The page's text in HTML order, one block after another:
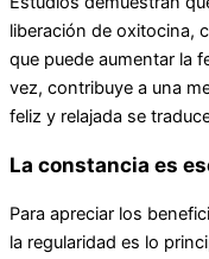
liberación de oxitocina,
que puede aumentar la
vez, contribuye a una
feliz y relajada se
La constancia es
Para apreciar los
la regularidad es lo